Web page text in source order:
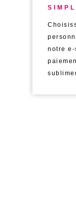
notre e-